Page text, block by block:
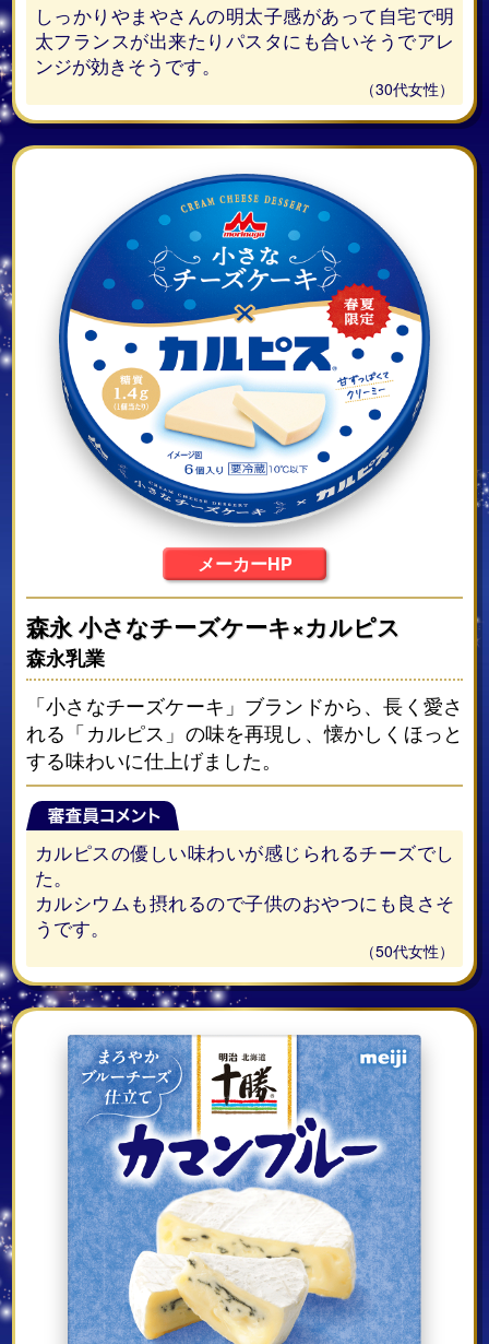
しっかりやまやさんの明太子感があって自宅で明
太フランスが出来たりパスタにも合いそうでアレ
ンジが効きそうです。
（30代女性）
メーカーHP
森永 小さなチーズケーキ×カルピス
森永乳業
「小さなチーズケーキ」ブランドから、長く愛さ
れる「カルピス」の味を再現し、懐かしくほっと
する味わいに仕上げました。
カルピスの優しい味わいが感じられるチーズでし
た。
カルシウムも摂れるので子供のおやつにも良さそ
うです。
（50代女性）